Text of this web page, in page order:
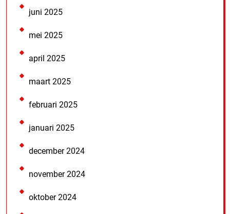
juni 2025
mei 2025
april 2025
maart 2025
februari 2025
januari 2025
december 2024
november 2024
oktober 2024